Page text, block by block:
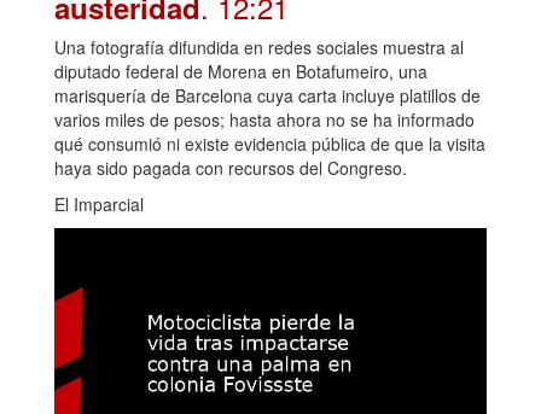
Una fotografía difundida en redes sociales muestra al
diputado federal de Morena en Botafumeiro, una
marisquería de Barcelona cuya carta incluye platillos de
varios miles de pesos; hasta ahora no se ha informado
qué consumió ni existe evidencia pública de que la visita
haya sido pagada con recursos del Congreso.
El Imparcial